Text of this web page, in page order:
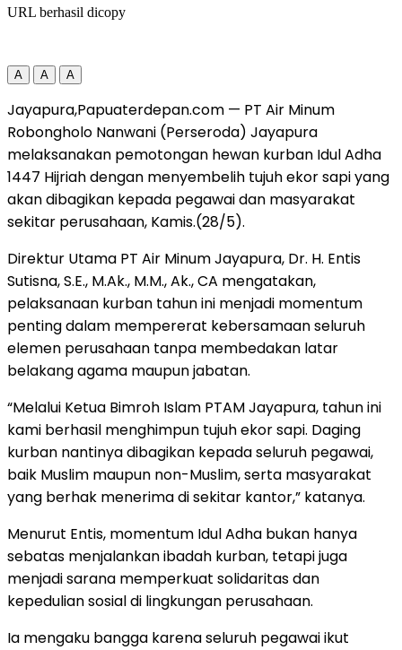
URL berhasil dicopy
A A A
Jayapura,Papuaterdepan.com — PT Air Minum
Robongholo Nanwani (Perseroda) Jayapura
melaksanakan pemotongan hewan kurban Idul Adha
1447 Hijriah dengan menyembelih tujuh ekor sapi yang
akan dibagikan kepada pegawai dan masyarakat
sekitar perusahaan, Kamis.(28/5).
Direktur Utama PT Air Minum Jayapura, Dr. H. Entis
Sutisna, S.E., M.Ak., M.M., Ak., CA mengatakan,
pelaksanaan kurban tahun ini menjadi momentum
penting dalam mempererat kebersamaan seluruh
elemen perusahaan tanpa membedakan latar
belakang agama maupun jabatan.
“Melalui Ketua Bimroh Islam PTAM Jayapura, tahun ini
kami berhasil menghimpun tujuh ekor sapi. Daging
kurban nantinya dibagikan kepada seluruh pegawai,
baik Muslim maupun non-Muslim, serta masyarakat
yang berhak menerima di sekitar kantor,” katanya.
Menurut Entis, momentum Idul Adha bukan hanya
sebatas menjalankan ibadah kurban, tetapi juga
menjadi sarana memperkuat solidaritas dan
kepedulian sosial di lingkungan perusahaan.
Ia mengaku bangga karena seluruh pegawai ikut